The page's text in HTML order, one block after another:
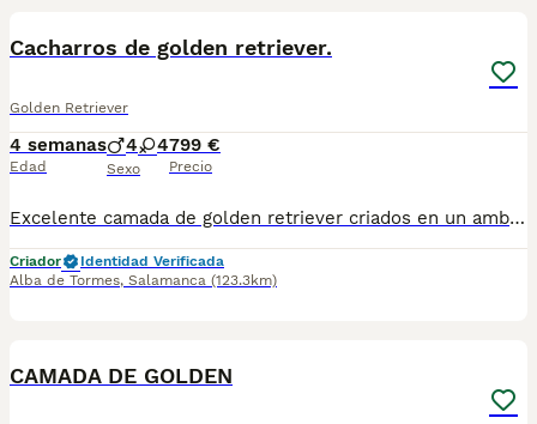
Cacharros de golden retriever.
Golden Retriever
4 semanas
Edad
4 4
Sexo
799 €
Precio
Excelente camada de golden retriever criados en un ambiente familiar con mucho cariño para que se socialicen con mucha facilidad, disponibles tanto machos como hembras, fotos reales de la camada,se entrega con dos vacunas desparasitaciones microchip pasaporte y documentos de cesión y venta y por supuesto con garantía por escrito, mandamos más fotos y vídeos de los cacharros y de los padres por wassap sin ningún compromiso.
Criador
Identidad Verificada
Alba de Tormes, Salamanca (123.3km)
CAMADA DE GOLDEN